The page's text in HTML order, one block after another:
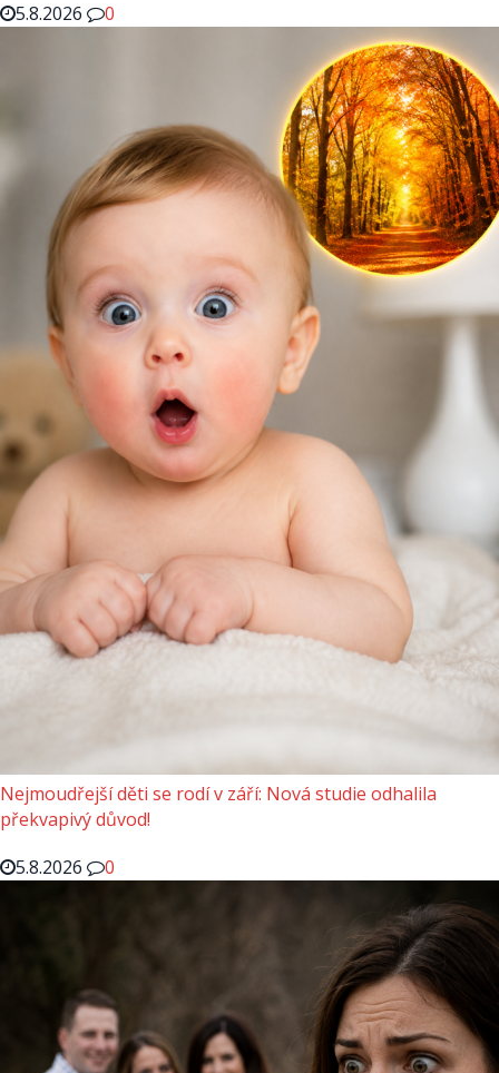
5.8.2026
0
Nejmoudřejší děti se rodí v září: Nová studie odhalila
překvapivý důvod!
5.8.2026
0